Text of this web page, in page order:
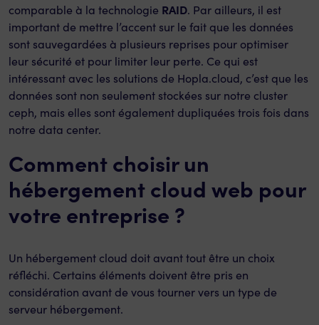
comparable à la technologie RAID. Par ailleurs, il est
important de mettre l’accent sur le fait que les données
sont sauvegardées à plusieurs reprises pour optimiser
leur sécurité et pour limiter leur perte. Ce qui est
intéressant avec les solutions de Hopla.cloud, c’est que les
données sont non seulement stockées sur notre cluster
ceph, mais elles sont également dupliquées trois fois dans
notre data center.
Comment choisir un
hébergement cloud web pour
votre entreprise ?
Un hébergement cloud doit avant tout être un choix
réfléchi. Certains éléments doivent être pris en
considération avant de vous tourner vers un type de
serveur hébergement.